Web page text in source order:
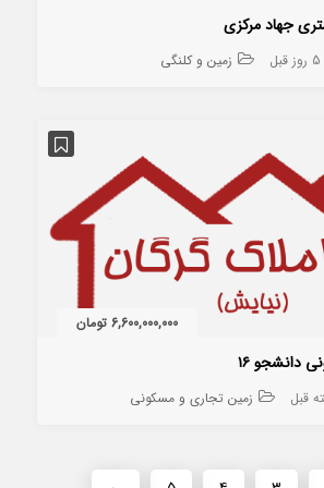
5 روز قبل زمین و کلنگی
6,600,000,000 تومان
دانشجو ۱۶
زمین تجاری و مسکونی